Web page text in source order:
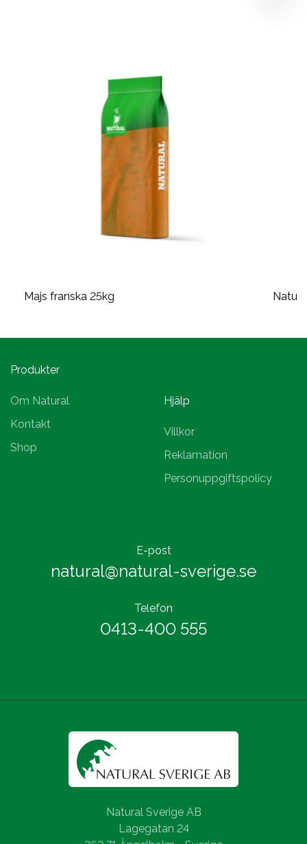
Majs franska 25kg
Produkter
Om Natural
Kontakt
Shop
Hjälp
Villkor
Reklamation
Personuppgiftspolicy
E-post
natural@natural-sverige.se
Telefon
0413-400 555
Natural Sverige AB
Lagegatan 24